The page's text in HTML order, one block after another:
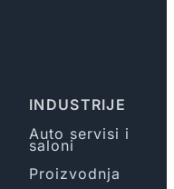
INDUSTRIJE
Auto servisi i
saloni
Proizvodnja